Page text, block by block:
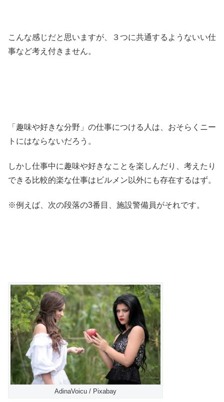
こんな感じだと思いますが、３つに共通するようないい仕
事など考え付きません。
「趣味や好きな分野」の仕事につける人は、おそらくニー
トにはならないだろう。
しかし仕事中に趣味や好きなことを楽しんだり、考えたり
できる比較的楽な仕事はビルメン以外にも存在するはず。
※例えば、次の段落の3番目、施設警備員がそれです。
AdinaVoicu / Pixabay